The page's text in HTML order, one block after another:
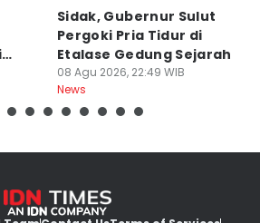
Sidak, Gubernur Sulut
Pergoki Pria Tidur di
Etalase Gedung Sejarah
08 Agu 2026, 22:49 WIB
News